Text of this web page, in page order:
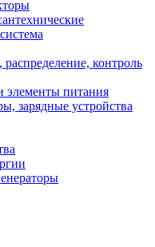
контроль
элементы питания
зарядные устройства